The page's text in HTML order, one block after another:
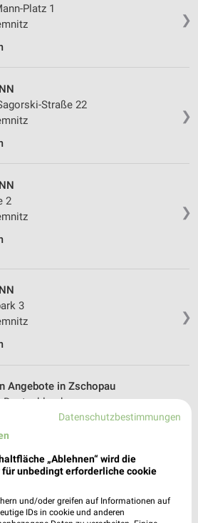
❯
Platz 1
❯
Straße 22
❯
2
❯
3
❯
Angebote in Zschopau
Deutschland
für Chemnitz und
Datenschutzbestimmungen
„Ablehnen“ wird die
unbedingt erforderliche cookie
und/oder greifen auf Informationen auf
IDs in cookie und anderen